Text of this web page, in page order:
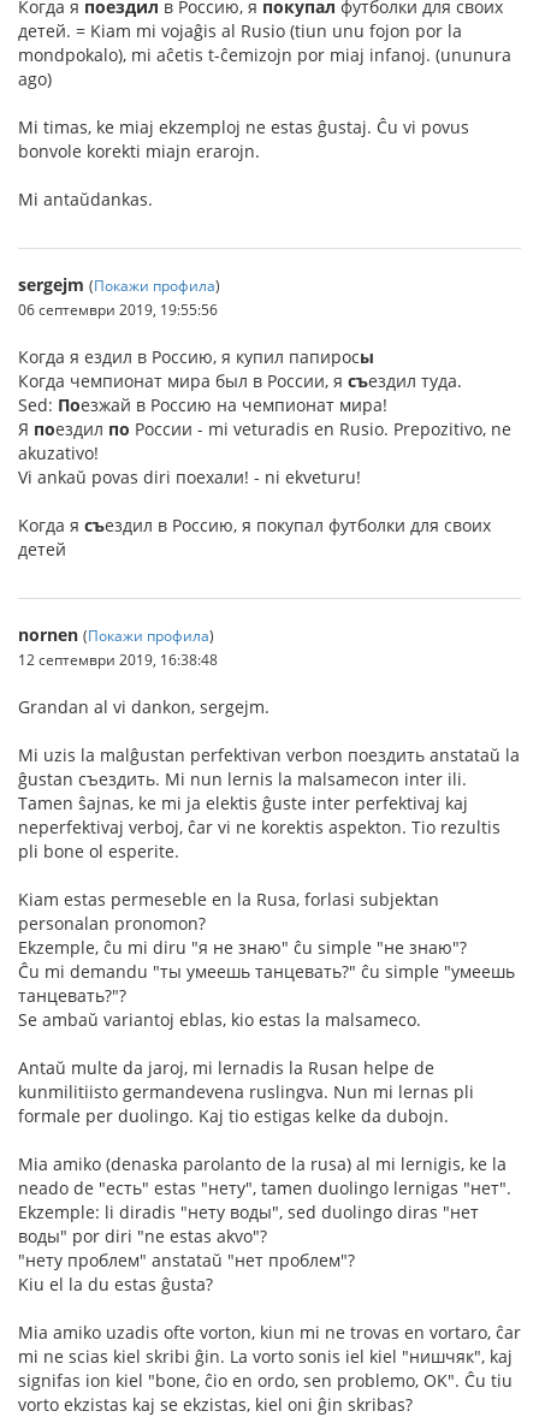
Когда я поездил в Россию, я покупал футболки для своих
детей. = Kiam mi vojaĝis al Rusio (tiun unu fojon por la
mondpokalo), mi aĉetis t-ĉemizojn por miaj infanoj. (ununura
ago)
Mi timas, ke miaj ekzemploj ne estas ĝustaj. Ĉu vi povus
bonvole korekti miajn erarojn.
Mi antaŭdankas.
sergejm (Покажи профила)
06 септември 2019, 19:55:56
Когда я ездил в Россию, я купил папиросы
Когда чемпионат мира был в России, я съездил туда.
Sed: Поезжай в Россию на чемпионат мира!
Я поездил по России - mi veturadis en Rusio. Prepozitivo, ne
akuzativo!
Vi ankaŭ povas diri поехали! - ni ekveturu!
Kогда я съездил в Россию, я покупал футболки для своих
детей
nornen (Покажи профила)
12 септември 2019, 16:38:48
Grandan al vi dankon, sergejm.
Mi uzis la malĝustan perfektivan verbon поездить anstataŭ la
ĝustan съездить. Mi nun lernis la malsamecon inter ili.
Tamen ŝajnas, ke mi ja elektis ĝuste inter perfektivaj kaj
neperfektivaj verboj, ĉar vi ne korektis aspekton. Tio rezultis
pli bone ol esperite.
Kiam estas permeseble en la Rusa, forlasi subjektan
personalan pronomon?
Ekzemple, ĉu mi diru "я не знаю" ĉu simple "не знаю"?
Ĉu mi demandu "ты умеешь танцевать?" ĉu simple "умеешь
танцевать?"?
Se ambaŭ variantoj eblas, kio estas la malsameco.
Antaŭ multe da jaroj, mi lernadis la Rusan helpe de
kunmilitiisto germandevena ruslingva. Nun mi lernas pli
formale per duolingo. Kaj tio estigas kelke da dubojn.
Mia amiko (denaska parolanto de la rusa) al mi lernigis, ke la
neado de "есть" estas "нету", tamen duolingo lernigas "нет".
Ekzemple: li diradis "нету воды", sed duolingo diras "нет
воды" por diri "ne estas akvo"?
"нету проблем" anstataŭ "нет проблем"?
Kiu el la du estas ĝusta?
Mia amiko uzadis ofte vorton, kiun mi ne trovas en vortaro, ĉar
mi ne scias kiel skribi ĝin. La vorto sonis iel kiel "нишчяк", kaj
signifas ion kiel "bone, ĉio en ordo, sen problemo, OK". Ĉu tiu
vorto ekzistas kaj se ekzistas, kiel oni ĝin skribas?